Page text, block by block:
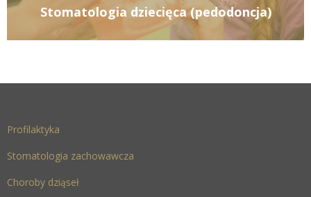
Stomatologia dziecięca (pedodoncja)
Profilaktyka
Stomatologia zachowawcza
Choroby dziąseł